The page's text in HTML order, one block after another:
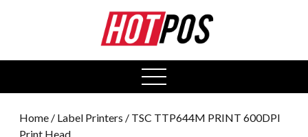
open
menu
Home / Label Printers / TSC TTP644M PRINT 600DPI
Print Head